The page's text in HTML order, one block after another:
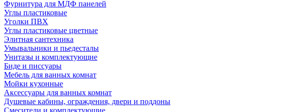
Фурнитура для МДФ панелей
Углы пластиковые
Уголки ПВХ
Углы пластиковые цветные
Элитная сантехника
Умывальники и пьедесталы
Унитазы и комплектующие
Биде и писсуары
Мебель для ванных комнат
Мойки кухонные
Аксессуары для ванных комнат
Душевые кабины, ограждения, двери и поддоны
Смесители и комплектующие